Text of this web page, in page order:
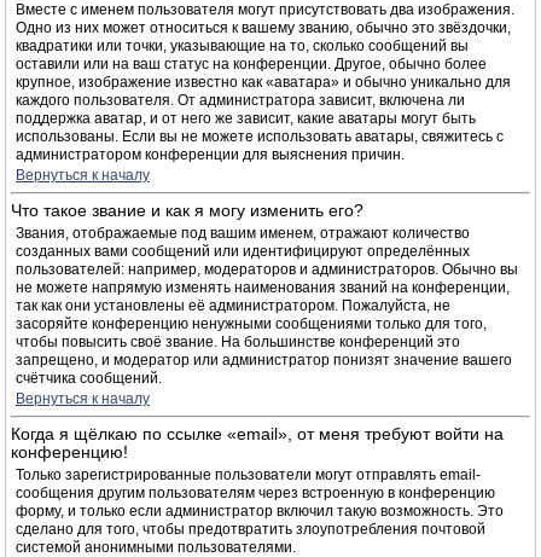
Вместе с именем пользователя могут присутствовать два изображения.
Одно из них может относиться к вашему званию, обычно это звёздочки,
квадратики или точки, указывающие на то, сколько сообщений вы
оставили или на ваш статус на конференции. Другое, обычно более
крупное, изображение известно как «аватара» и обычно уникально для
каждого пользователя. От администратора зависит, включена ли
поддержка аватар, и от него же зависит, какие аватары могут быть
использованы. Если вы не можете использовать аватары, свяжитесь с
администратором конференции для выяснения причин.
Вернуться к началу
Что такое звание и как я могу изменить его?
Звания, отображаемые под вашим именем, отражают количество
созданных вами сообщений или идентифицируют определённых
пользователей: например, модераторов и администраторов. Обычно вы
не можете напрямую изменять наименования званий на конференции,
так как они установлены её администратором. Пожалуйста, не
засоряйте конференцию ненужными сообщениями только для того,
чтобы повысить своё звание. На большинстве конференций это
запрещено, и модератор или администратор понизят значение вашего
счётчика сообщений.
Вернуться к началу
Когда я щёлкаю по ссылке «email», от меня требуют войти на
конференцию!
Только зарегистрированные пользователи могут отправлять email-
сообщения другим пользователям через встроенную в конференцию
форму, и только если администратор включил такую возможность. Это
сделано для того, чтобы предотвратить злоупотребления почтовой
системой анонимными пользователями.